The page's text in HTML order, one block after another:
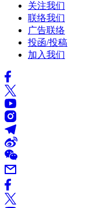
关注我们
联络我们
广告联络
投函/投稿
加入我们